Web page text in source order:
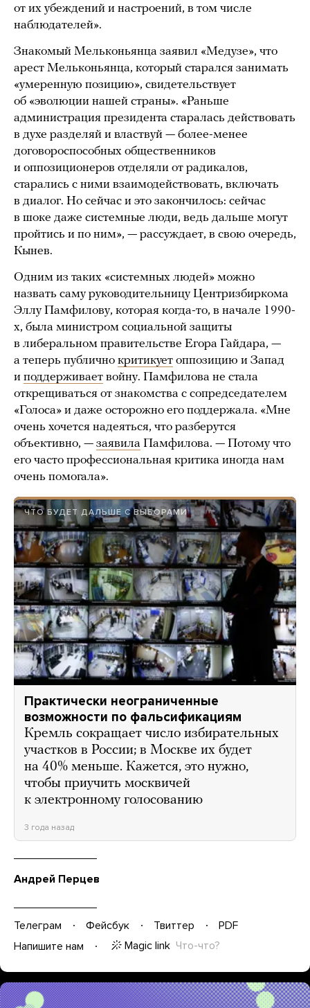
от их убеждений и настроений, в том числе
наблюдателей».
Знакомый Мельконьянца заявил «Медузе», что
арест Мельконьянца, который старался занимать
«умеренную позицию», свидетельствует
об «эволюции нашей страны». «Раньше
администрация президента старалась действовать
в духе разделяй и властвуй — более-менее
договороспособных общественников
и оппозиционеров отделяли от радикалов,
старались с ними взаимодействовать, включать
в диалог. Но сейчас и это закончилось: сейчас
в шоке даже системные люди, ведь дальше могут
пройтись и по ним», — рассуждает, в свою очередь,
Кынев.
Одним из таких «системных людей» можно
назвать саму руководительницу Центризбиркома
Эллу Памфилову, которая когда-то, в начале 1990-
х, была министром социальной защиты
в либеральном правительстве Егора Гайдара, —
а теперь публично критикует оппозицию и Запад
и поддерживает войну. Памфилова не стала
открещиваться от знакомства с сопредседателем
«Голоса» и даже осторожно его поддержала. «Мне
очень хочется надеяться, что разберутся
объективно, — заявила Памфилова. — Потому что
его часто профессиональная критика иногда нам
очень помогала».
ЧТО БУДЕТ ДАЛЬШЕ С ВЫБОРАМИ
Практически неограниченные
возможности по фальсификациям
Кремль сокращает число избирательных
участков в России; в Москве их будет
на 40% меньше. Кажется, это нужно,
чтобы приучить москвичей
к электронному голосованию
3 года назад
Андрей Перцев
Телеграм Фейсбук Твиттер
PDF
Напишите нам
Magic link Что-что?